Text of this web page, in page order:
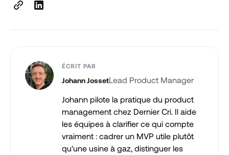
ÉCRIT PAR
Johann JossetLead Product Manager
Johann pilote la pratique du product
management chez Dernier Cri. Il aide
les équipes à clarifier ce qui compte
vraiment : cadrer un MVP utile plutôt
qu'une usine à gaz, distinguer les